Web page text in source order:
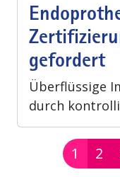
gefordert
Überflüssige
durch
Seite
1 2